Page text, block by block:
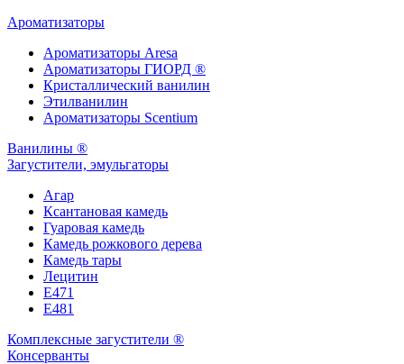
Ароматизаторы
Ароматизаторы Aresa
Ароматизаторы ГИОРД ®
Кристаллический ванилин
Этилванилин
Ароматизаторы Scentium
Ванилины ®
Загустители, эмульгаторы
Агар
Ксантановая камедь
Гуаровая камедь
Камедь рожкового дерева
Камедь тары
Лецитин
Е471
Е481
Комплексные загустители ®
Консерванты